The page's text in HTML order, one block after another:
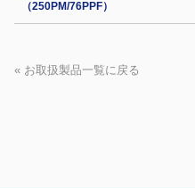
（250PM/76PPF）
« お取扱製品一覧に戻る